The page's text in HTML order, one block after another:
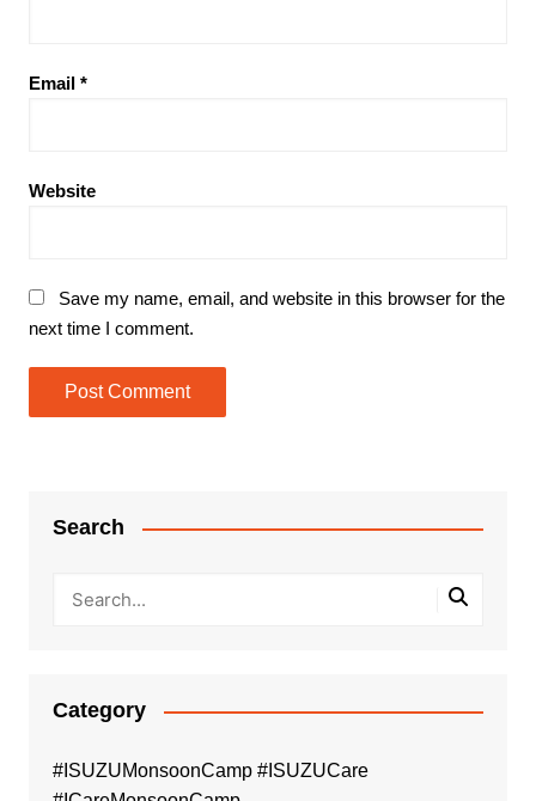
Email *
Website
Save my name, email, and website in this browser for the
next time I comment.
Search
Category
#ISUZUMonsoonCamp #ISUZUCare